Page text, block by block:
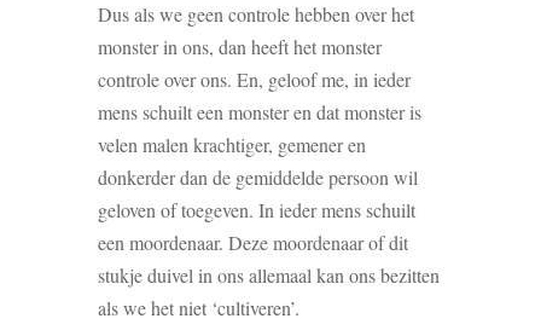
Dus als we geen controle hebben over het
monster in ons, dan heeft het monster
controle over ons. En, geloof me, in ieder
mens schuilt een monster en dat monster is
velen malen krachtiger, gemener en
donkerder dan de gemiddelde persoon wil
geloven of toegeven. In ieder mens schuilt
een moordenaar. Deze moordenaar of dit
stukje duivel in ons allemaal kan ons bezitten
als we het niet ‘cultiveren’.